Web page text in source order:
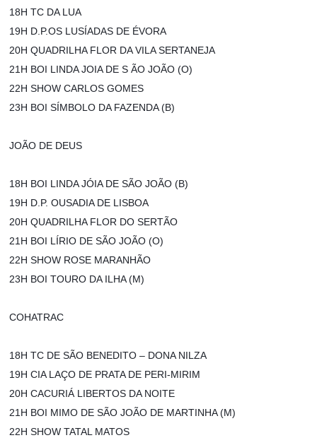
18H TC DA LUA
19H D.P.OS LUSÍADAS DE ÉVORA
20H QUADRILHA FLOR DA VILA SERTANEJA
21H BOI LINDA JOIA DE S ÃO JOÃO (O)
22H SHOW CARLOS GOMES
23H BOI SÍMBOLO DA FAZENDA (B)
JOÃO DE DEUS
18H BOI LINDA JÓIA DE SÃO JOÃO (B)
19H D.P. OUSADIA DE LISBOA
20H QUADRILHA FLOR DO SERTÃO
21H BOI LÍRIO DE SÃO JOÃO (O)
22H SHOW ROSE MARANHÃO
23H BOI TOURO DA ILHA (M)
COHATRAC
18H TC DE SÃO BENEDITO – DONA NILZA
19H CIA LAÇO DE PRATA DE PERI-MIRIM
20H CACURIÁ LIBERTOS DA NOITE
21H BOI MIMO DE SÃO JOÃO DE MARTINHA (M)
22H SHOW TATAL MATOS